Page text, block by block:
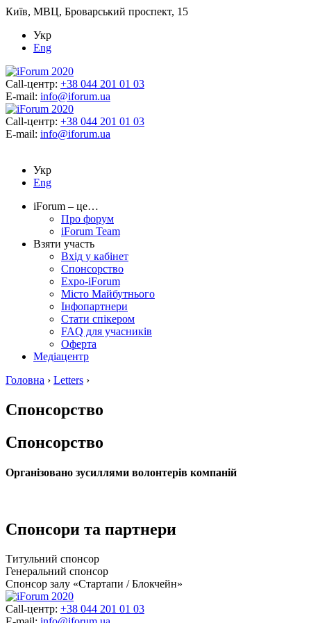
Київ, МВЦ, Броварський проспект, 15
Укр
Eng
Call-центр: +38 044 201 01 03
E-mail: info@iforum.ua
Call-центр: +38 044 201 01 03
E-mail: info@iforum.ua
Укр
Eng
iForum – це…
Про форум
iForum Team
Взяти участь
Вхід у кабінет
Спонсорство
Expo-iForum
Місто Майбутнього
Інфопартнери
Стати спікером
FAQ для учасників
Оферта
Медіацентр
Головна › Letters ›
Спонсорство
Спонсорство
Організовано зусиллями волонтерів компаній
Спонсори та партнери
Титульний спонсор
Генеральний спонсор
Спонсор залу «Стартапи / Блокчейн»
Call-центр: +38 044 201 01 03